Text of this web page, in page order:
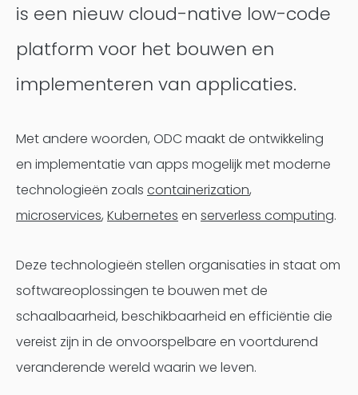
is een nieuw cloud-native low-code
platform voor het bouwen en
implementeren van applicaties.
Met andere woorden, ODC maakt de ontwikkeling
en implementatie van apps mogelijk met moderne
technologieën zoals containerization,
microservices, Kubernetes en serverless computing.
Deze technologieën stellen organisaties in staat om
softwareoplossingen te bouwen met de
schaalbaarheid, beschikbaarheid en efficiëntie die
vereist zijn in de onvoorspelbare en voortdurend
veranderende wereld waarin we leven.